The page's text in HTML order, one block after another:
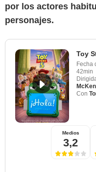
por los actores
personajes.
Toy
Fecha
42min
Con
Medios
3,2